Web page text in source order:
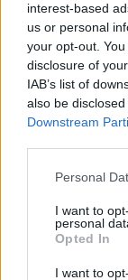
interest-based
us or personal
your opt-out.
disclosure of
IAB’s list of
also be
Downstream
Please note that
not limited to
grant or deny
use your data
consent section.
Personal
I want to
personal
Opted In
I want to